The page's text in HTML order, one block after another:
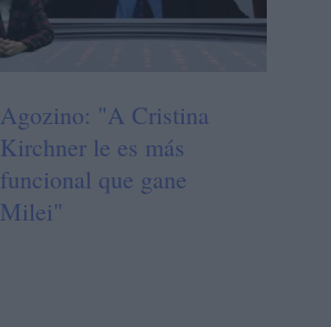
Agozino: "A Cristina
Kirchner le es más
funcional que gane
Milei"